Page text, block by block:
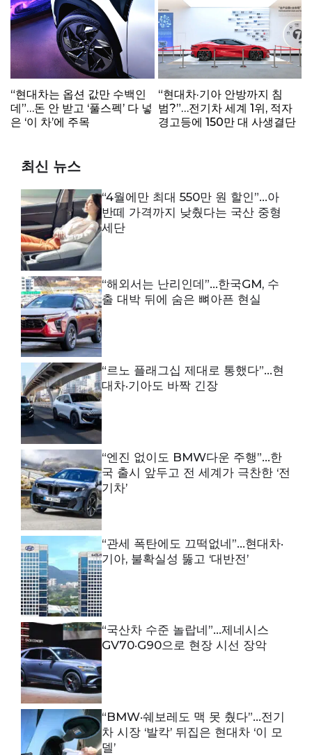
“현대차는 옵션 값만 수백인
데”…돈 안 받고 ‘풀스펙’ 다 넣
은 ‘이 차’에 주목
“현대차·기아 안방까지 침
범?”…전기차 세계 1위, 적자
경고등에 150만 대 사생결단
최신 뉴스
“4월에만 최대 550만 원 할인”…아
반떼 가격까지 낮췄다는 국산 중형
세단
“해외서는 난리인데”…한국GM, 수
출 대박 뒤에 숨은 뼈아픈 현실
“르노 플래그십 제대로 통했다”…현
대차·기아도 바짝 긴장
“엔진 없이도 BMW다운 주행”…한
국 출시 앞두고 전 세계가 극찬한 ‘전
기차’
“관세 폭탄에도 끄떡없네”…현대차·
기아, 불확실성 뚫고 ‘대반전’
“국산차 수준 놀랍네”…제네시스
GV70·G90으로 현장 시선 장악
“BMW·쉐보레도 맥 못 췄다”…전기
차 시장 ‘발칵’ 뒤집은 현대차 ‘이 모
델’